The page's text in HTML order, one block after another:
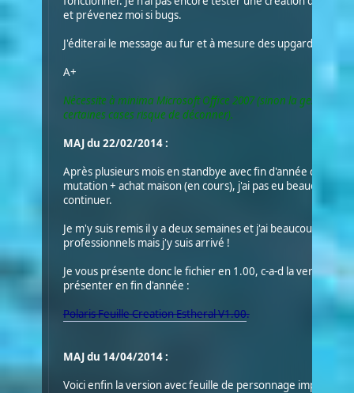
et prévenez moi si bugs.
J'éditerai le message au fur et à mesure des upgardes.
A+
Nécessite à minima Microsoft Office 2007 (sinon la gestion
certaines cases risque de déconner).
MAJ du 22/02/2014 :
Après plusieurs mois en standbye avec fin d'année chargée
mutation + achat maison (en cours), j'ai pas eu beauoup de
continuer.
Je m'y suis remis il y a deux semaines et j'ai beaucoup
professionnels mais j'y suis arrivé !
Je vous présente donc le fichier en 1.00, c-a-d la version
présenter en fin d'année :
Polaris Feuille Creation Estheral V1.00.
MAJ du 14/04/2014 :
Voici enfin la version avec feuille de personnage